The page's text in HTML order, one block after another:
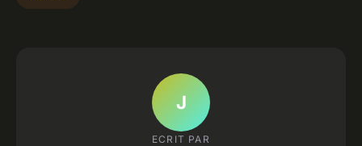
J
ECRIT PAR